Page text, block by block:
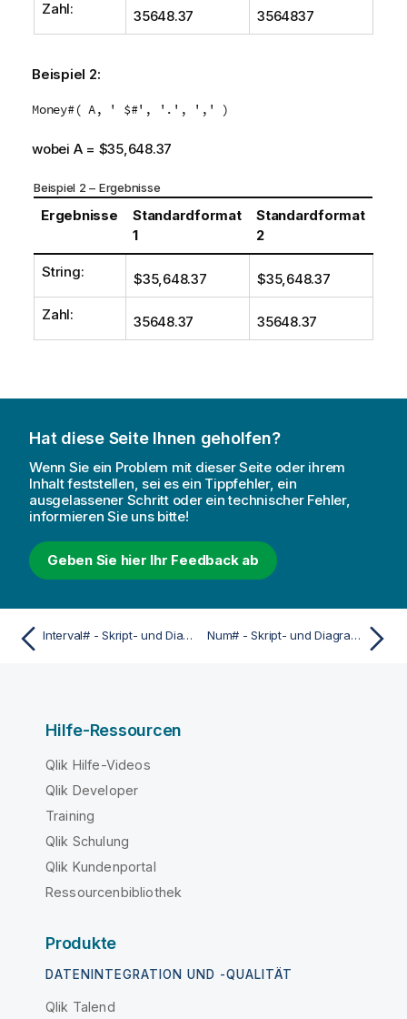
Zahl: 35648.37 3564837
Beispiel 2:
Money#( A, ' $#', '.', ',' )
wobei A = $35,648.37
Beispiel 2 – Ergebnisse
Ergebnisse
Standardformat
1
Standardformat
2
String: $35,648.37 $35,648.37
Zahl: 35648.37 35648.37
Hat diese Seite Ihnen geholfen?
Wenn Sie ein Problem mit dieser Seite oder ihrem
Inhalt feststellen, sei es ein Tippfehler, ein
ausgelassener Schritt oder ein technischer Fehler,
informieren Sie uns bitte!
Geben Sie hier Ihr Feedback ab
Interval# - Skript- und Diagrammfunktion Num# - Skript- und Diagrammfunktion
Hilfe-Ressourcen
Qlik Hilfe-Videos
Qlik Developer
Training
Qlik Schulung
Qlik Kundenportal
Ressourcenbibliothek
Produkte
DATENINTEGRATION UND -QUALITÄT
Qlik Talend